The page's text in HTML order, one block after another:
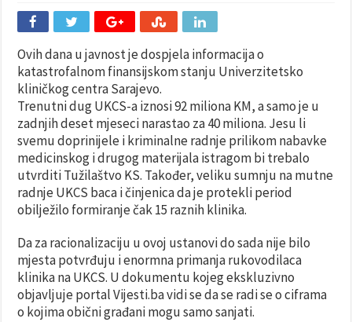
Ovih dana u javnost je dospjela informacija o
katastrofalnom finansijskom stanju Univerzitetsko
kliničkog centra Sarajevo.
Trenutni dug UKCS-a iznosi 92 miliona KM, a samo je u
zadnjih deset mjeseci narastao za 40 miliona. Jesu li
svemu doprinijele i kriminalne radnje prilikom nabavke
medicinskog i drugog materijala istragom bi trebalo
utvrditi Tužilaštvo KS. Također, veliku sumnju na mutne
radnje UKCS baca i činjenica da je protekli period
obilježilo formiranje čak 15 raznih klinika.
Da za racionalizaciju u ovoj ustanovi do sada nije bilo
mjesta potvrđuju i enormna primanja rukovodilaca
klinika na UKCS. U dokumentu kojeg ekskluzivno
objavljuje portal Vijesti.ba vidi se da se radi se o ciframa
o kojima obični građani mogu samo sanjati.